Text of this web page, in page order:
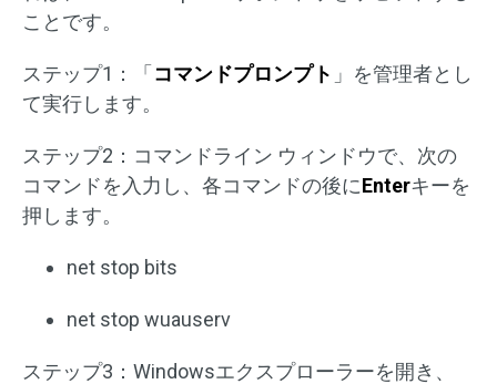
ことです。
ステップ1：「コマンドプロンプト 」を管理者とし
て実行します。
ステップ2：コマンドライン ウィンドウで、次の
コマンドを入力し、各コマンドの後にEnterキーを
押します。
net stop bits
net stop wuauserv
ステップ3：Windowsエクスプローラーを開き、